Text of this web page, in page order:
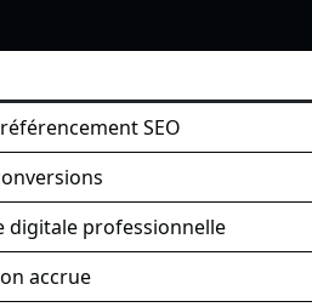
SEO
digitale professionnelle
accrue